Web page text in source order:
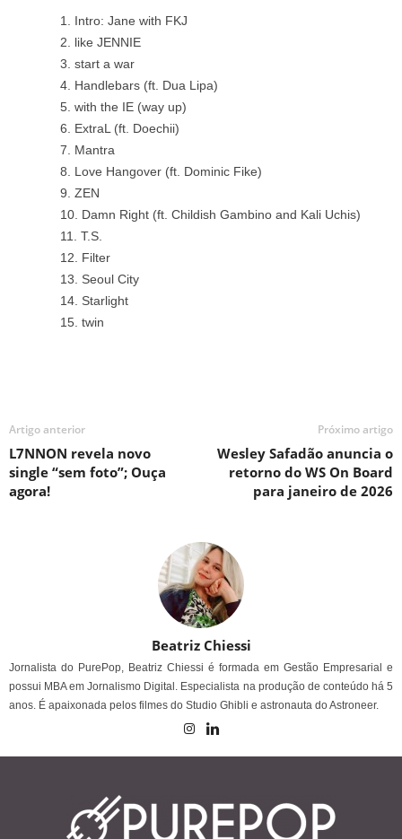
Intro: Jane with FKJ
like JENNIE
start a war
Handlebars (ft. Dua Lipa)
with the IE (way up)
ExtraL (ft. Doechii)
Mantra
Love Hangover (ft. Dominic Fike)
ZEN
Damn Right (ft. Childish Gambino and Kali Uchis)
T.S.
Filter
Seoul City
Starlight
twin
Artigo anterior
L7NNON revela novo
single “sem foto”; Ouça
agora!
Próximo artigo
Wesley Safadão anuncia o
retorno do WS On Board
para janeiro de 2026
Beatriz Chiessi
Jornalista do PurePop, Beatriz Chiessi é formada em Gestão Empresarial e
possui MBA em Jornalismo Digital. Especialista na produção de conteúdo há 5
anos. É apaixonada pelos filmes do Studio Ghibli e astronauta do Astroneer.